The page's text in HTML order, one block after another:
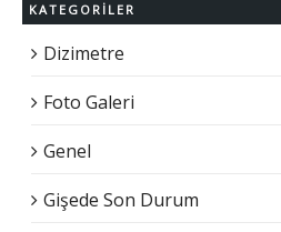
KATEGORILER
Dizimetre
Foto Galeri
Genel
Gişede Son Durum